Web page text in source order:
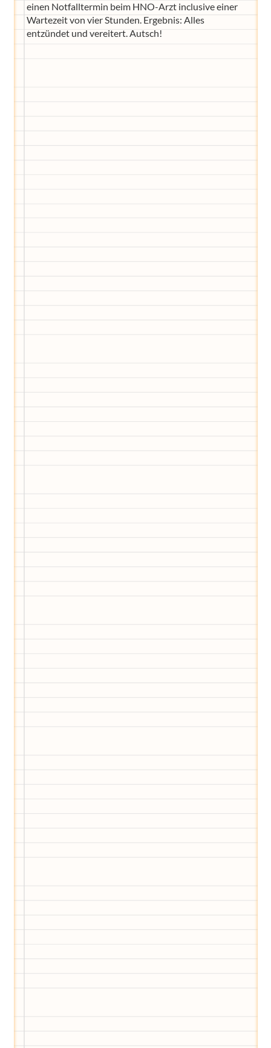
einen Notfalltermin beim HNO-Arzt inclusive einer
Wartezeit von vier Stunden. Ergebnis: Alles
entzündet und vereitert. Autsch!